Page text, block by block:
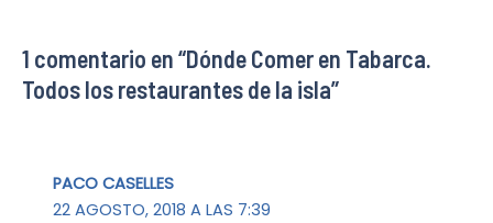
1 comentario en “Dónde Comer en Tabarca.
Todos los restaurantes de la isla”
PACO CASELLES
22 AGOSTO, 2018 A LAS 7:39